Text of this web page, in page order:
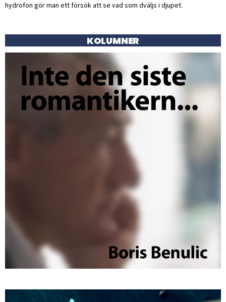
hydrofon gör man ett försök att se vad som dväljs i djupet.
KOLUMNER